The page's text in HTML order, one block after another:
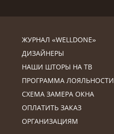
ЖУРНАЛ «WELLDONE»
ДИЗАЙНЕРЫ
НАШИ ШТОРЫ НА ТВ
ПРОГРАММА ЛОЯЛЬНОСТИ
СХЕМА ЗАМЕРА ОКНА
ОПЛАТИТЬ ЗАКАЗ
ОРГАНИЗАЦИЯМ